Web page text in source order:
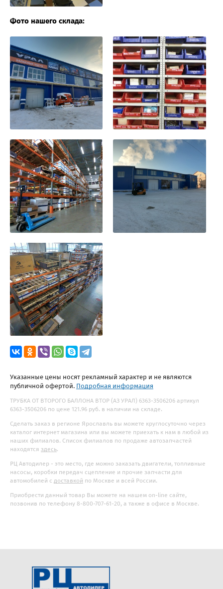
Фото нашего склада:
Указанные цены носят рекламный характер и не являются
публичной офертой. Подробная информация
ТРУБКА ОТ ВТОРОГО БАЛЛОНА ВТОР (АЗ УРАЛ) 6363-3506206 артикул
6363-3506206 по цене 121.96 руб. в наличии на складе.
Сделать заказ в регионе Ярославль вы можете круглосуточно через
каталог интернет магазина или вы можете приехать к нам в любой из
наших филиалов. Список филиалов по продаже автозапчастей
находятся здесь.
РЦ Автодилер - это место, где можно заказать двигатели, топливные
насосы, коробки передач сцепление и прочие запчасти для
автомобилей с доставкой по Москве и всей России.
Приобрести данный товар Вы можете на нашем on-line сайте,
позвонив по телефону 8-800-707-61-20, а также в офисе в Москве.